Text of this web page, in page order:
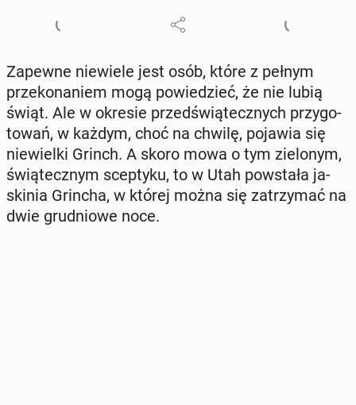
Zapewne nie­wie­le jest osób, które z pełnym
prze­ko­na­niem mogą po­wie­dzieć, że nie lubią
świąt. Ale w okresie przed­świą­tecz­nych przy­go­
to­wań, w każdym, choć na chwilę, pojawia się
nie­wiel­ki Grinch. A skoro mowa o tym zie­lo­nym,
świą­tecz­nym scep­ty­ku, to w Utah po­wsta­ła ja­
ski­nia Grincha, w której można się za­trzy­mać na
dwie gru­dnio­we noce.